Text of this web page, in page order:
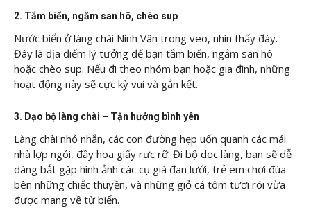
2. Tắm biển, ngắm san hô, chèo sup
Nước biển ở làng chài Ninh Vân trong veo, nhìn thấy đáy.
Đây là địa điểm lý tưởng để bạn tắm biển, ngắm san hô
hoặc chèo sup. Nếu đi theo nhóm bạn hoặc gia đình, những
hoạt động này sẽ cực kỳ vui và gắn kết.
3. Dạo bộ làng chài – Tận hưởng bình yên
Làng chài nhỏ nhắn, các con đường hẹp uốn quanh các mái
nhà lợp ngói, đầy hoa giấy rực rỡ. Đi bộ dọc làng, bạn sẽ dễ
dàng bắt gặp hình ảnh các cụ già đan lưới, trẻ em chơi đùa
bên những chiếc thuyền, và những giỏ cá tôm tươi rói vừa
được mang về từ biển.